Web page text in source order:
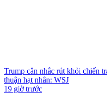
Trump cân nhắc rút khỏi chiến
thuận hạt nhân: WSJ
19 giờ trước